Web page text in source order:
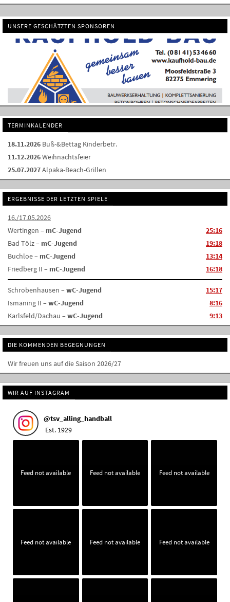
UNSERE GESCHÄTZTEN SPONSOREN
TERMINKALENDER
18.11.2026 Buß-&Bettag Kinderbetr.
11.12.2026Weihnachtsfeier
25.07.2027Alpaka-Beach-Grillen
ERGEBNISSE DER LETZTEN SPIELE
16./17.05.2026
Wertingen – mC-Jugend
25:16
Bad Tölz – mC-Jugend
19:18
Buchloe – mC-Jugend
13:14
Friedberg II – mC-Jugend 16:18
Schrobenhausen –wC-Jugend
15:17
Ismaning II –wC-Jugend
8:16
Karlsfeld/Dachau –wC-Jugend 9:13
DIE KOMMENDEN BEGEGNUNGEN
Wir freuen uns auf die Saison 2026/27
WIR AUF INSTAGRAM
@tsv_alling_handball
Est. 1929
Feed not available Feed not available Feed not available
Feed not available Feed not available Feed not available